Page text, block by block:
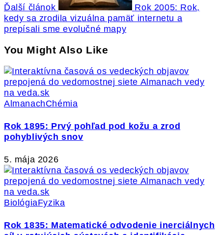
Ďalší článok
Rok 2005: Rok,
kedy sa zrodila vizuálna pamäť internetu a
prepísali sme evolučné mapy
You Might Also Like
AlmanachChémia
Rok 1895: Prvý pohľad pod kožu a zrod
pohyblivých snov
5. mája 2026
BiológiaFyzika
Rok 1835: Matematické odvodenie inerciálnych